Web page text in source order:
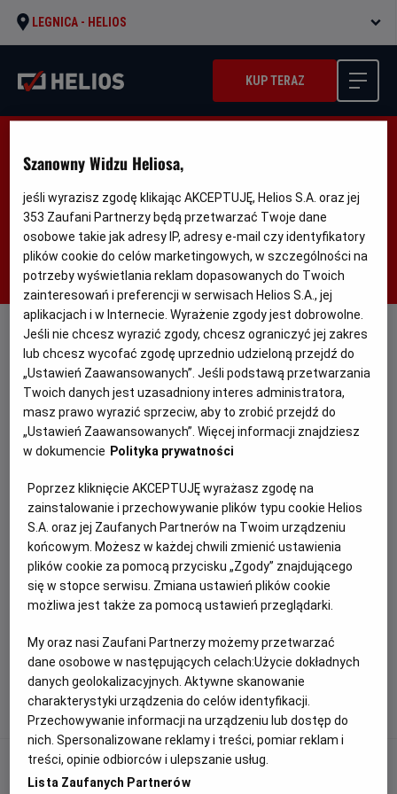
LEGNICA - HELIOS
KUP TERAZ
AKTUALNOŚCI
Filtruj
Brak aktualności w danej kategorii
1 2
NEWSLETTER
Szanowny Widzu Heliosa,
jeśli wyrazisz zgodę klikając AKCEPTUJĘ, Helios S.A. oraz jej
353 Zaufani Partnerzy będą przetwarzać Twoje dane
osobowe takie jak adresy IP, adresy e-mail czy identyfikatory
plików cookie do celów marketingowych, w szczególności na
potrzeby wyświetlania reklam dopasowanych do Twoich
zainteresowań i preferencji w serwisach Helios S.A., jej
aplikacjach i w Internecie. Wyrażenie zgody jest dobrowolne.
Jeśli nie chcesz wyrazić zgody, chcesz ograniczyć jej zakres
lub chcesz wycofać zgodę uprzednio udzieloną przejdź do
„Ustawień Zaawansowanych”. Jeśli podstawą przetwarzania
Twoich danych jest uzasadniony interes administratora,
masz prawo wyrazić sprzeciw, aby to zrobić przejdź do
„Ustawień Zaawansowanych”. Więcej informacji znajdziesz
w dokumencie Polityka prywatności
Poprzez kliknięcie AKCEPTUJĘ wyrażasz zgodę na
zainstalowanie i przechowywanie plików typu cookie Helios
S.A. oraz jej Zaufanych Partnerów na Twoim urządzeniu
końcowym. Możesz w każdej chwili zmienić ustawienia
plików cookie za pomocą przycisku „Zgody” znajdującego
się w stopce serwisu. Zmiana ustawień plików cookie
możliwa jest także za pomocą ustawień przeglądarki.
My oraz nasi Zaufani Partnerzy możemy przetwarzać
dane osobowe w następujących celach:Użycie dokładnych
danych geolokalizacyjnych. Aktywne skanowanie
charakterystyki urządzenia do celów identyfikacji.
Przechowywanie informacji na urządzeniu lub dostęp do
nich. Spersonalizowane reklamy i treści, pomiar reklam i
treści, opinie odbiorców i ulepszanie usług.
Lista Zaufanych Partnerów